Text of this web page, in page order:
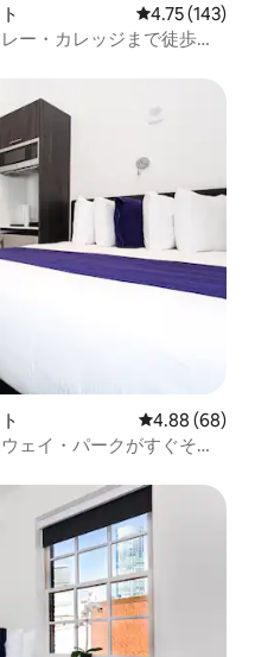
レビュー143
4.75 (143)
ー・カレッジまで徒歩圏
レビュー68件
4.88 (68)
ェイ・パークがすぐそこ